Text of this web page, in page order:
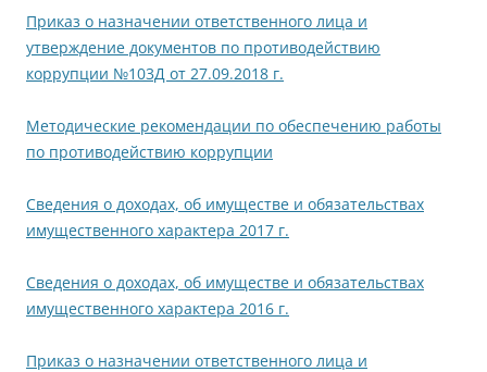
Приказ о назначении ответственного лица и
утверждение документов по противодействию
коррупции №103Д от 27.09.2018 г.
Методические рекомендации по обеспечению работы
по противодействию коррупции
Сведения о доходах, об имуществе и обязательствах
имущественного характера 2017 г.
Сведения о доходах, об имуществе и обязательствах
имущественного характера 2016 г.
Приказ о назначении ответственного лица и